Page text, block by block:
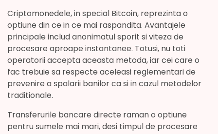
Criptomonedele, in special Bitcoin, reprezinta o
optiune din ce in ce mai raspandita. Avantajele
principale includ anonimatul sporit si viteza de
procesare aproape instantanee. Totusi, nu toti
operatorii accepta aceasta metoda, iar cei care o
fac trebuie sa respecte aceleasi reglementari de
prevenire a spalarii banilor ca si in cazul metodelor
traditionale.
Transferurile bancare directe raman o optiune
pentru sumele mai mari, desi timpul de procesare